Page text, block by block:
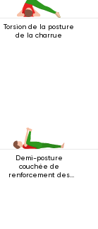
Torsion de la posture
de la charrue
Demi-posture
couchée de
renforcement des